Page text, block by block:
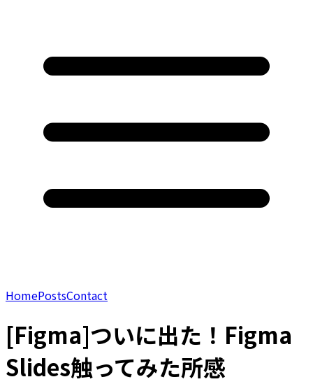
HomePostsContact
[Figma]ついに出た！Figma
Slides触ってみた所感